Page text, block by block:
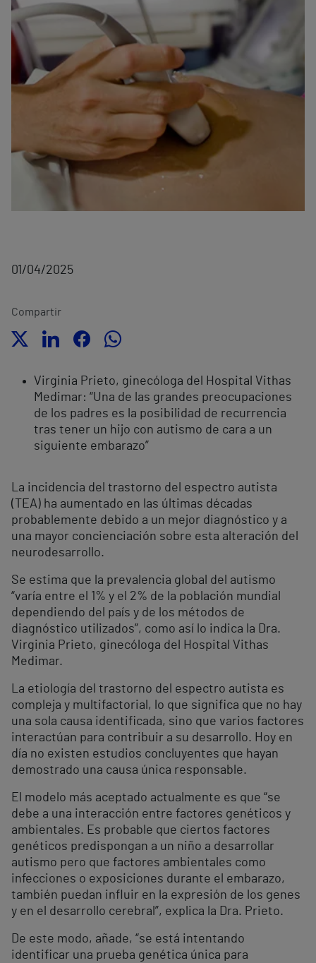
01/04/2025
Compartir
Virginia Prieto, ginecóloga del Hospital Vithas
Medimar: “Una de las grandes preocupaciones
de los padres es la posibilidad de recurrencia
tras tener un hijo con autismo de cara a un
siguiente embarazo”
La incidencia del trastorno del espectro autista
(TEA) ha aumentado en las últimas décadas
probablemente debido a un mejor diagnóstico y a
una mayor concienciación sobre esta alteración del
neurodesarrollo.
Se estima que la prevalencia global del autismo
“varía entre el 1% y el 2% de la población mundial
dependiendo del país y de los métodos de
diagnóstico utilizados”, como así lo indica la Dra.
Virginia Prieto, ginecóloga del Hospital Vithas
Medimar.
La etiología del trastorno del espectro autista es
compleja y multifactorial, lo que significa que no hay
una sola causa identificada, sino que varios factores
interactúan para contribuir a su desarrollo. Hoy en
día no existen estudios concluyentes que hayan
demostrado una causa única responsable.
El modelo más aceptado actualmente es que “se
debe a una interacción entre factores genéticos y
ambientales. Es probable que ciertos factores
genéticos predispongan a un niño a desarrollar
autismo pero que factores ambientales como
infecciones o exposiciones durante el embarazo,
también puedan influir en la expresión de los genes
y en el desarrollo cerebral”, explica la Dra. Prieto.
De este modo, añade, “se está intentando
identificar una prueba genética única para